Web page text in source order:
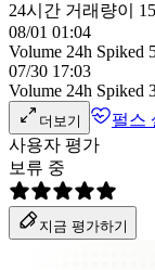
24시간 거래량이
08/01 01:04
Volume 24h Spiked
07/30 17:03
Volume 24h Spiked
더보기
펄스
사용자 평가
보류 중
지금 평가하기